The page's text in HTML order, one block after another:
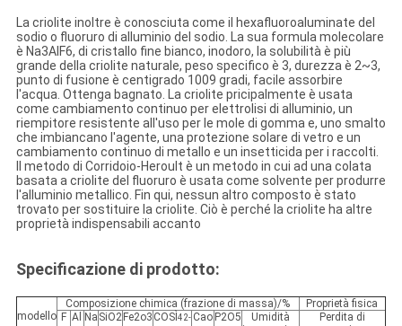
La criolite inoltre è conosciuta come il hexafluoroaluminate del
sodio o fluoruro di alluminio del sodio. La sua formula molecolare
è Na3AlF6, di cristallo fine bianco, inodoro, la solubilità è più
grande della criolite naturale, peso specifico è 3, durezza è 2~3,
punto di fusione è centigrado 1009 gradi, facile assorbire
l'acqua. Ottenga bagnato. La criolite pricipalmente è usata
come cambiamento continuo per elettrolisi di alluminio, un
riempitore resistente all'uso per le mole di gomma e, uno smalto
che imbiancano l'agente, una protezione solare di vetro e un
cambiamento continuo di metallo e un insetticida per i raccolti.
Il metodo di Corridoio-Heroult è un metodo in cui ad una colata
basata a criolite del fluoruro è usata come solvente per produrre
l'alluminio metallico. Fin qui, nessun altro composto è stato
trovato per sostituire la criolite. Ciò è perché la criolite ha altre
proprietà indispensabili accanto
Specificazione di prodotto:
modello
Composizione chimica (frazione di massa)/%
Proprietà fisica
F Al Na SiO2 Fe2o3 COSÌ 42- Cao P2O5
Umidità
Perdita di